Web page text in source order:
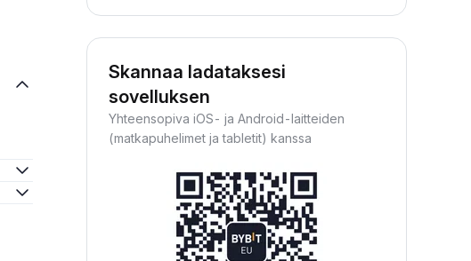
Skannaa ladataksesi
sovelluksen
Yhteensopiva iOS- ja Android-laitteiden
(matkapuhelimet ja tabletit) kanssa